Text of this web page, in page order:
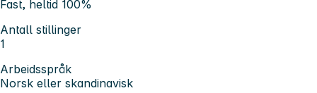
Fast, heltid 100%
Antall stillinger
1
Arbeidsspråk
Norsk eller skandinavisk